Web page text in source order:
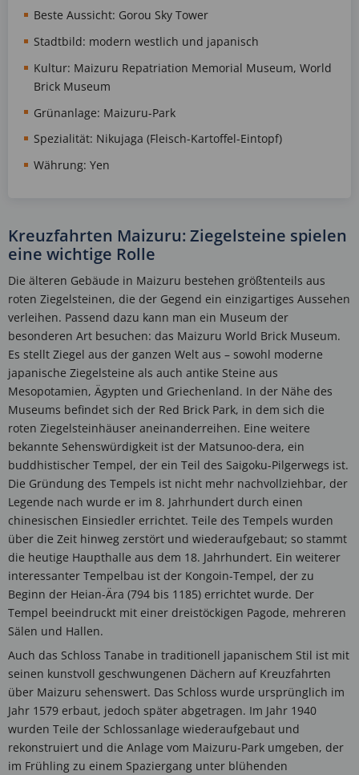
Beste Aussicht: Gorou Sky Tower
Stadtbild: modern westlich und japanisch
Kultur: Maizuru Repatriation Memorial Museum, World
Brick Museum
Grünanlage: Maizuru-Park
Spezialität: Nikujaga (Fleisch-Kartoffel-Eintopf)
Währung: Yen
Kreuzfahrten Maizuru: Ziegelsteine spielen
eine wichtige Rolle
Die älteren Gebäude in Maizuru bestehen größtenteils aus
roten Ziegelsteinen, die der Gegend ein einzigartiges Aussehen
verleihen. Passend dazu kann man ein Museum der
besonderen Art besuchen: das Maizuru World Brick Museum.
Es stellt Ziegel aus der ganzen Welt aus – sowohl moderne
japanische Ziegelsteine als auch antike Steine aus
Mesopotamien, Ägypten und Griechenland. In der Nähe des
Museums befindet sich der Red Brick Park, in dem sich die
roten Ziegelsteinhäuser aneinanderreihen. Eine weitere
bekannte Sehenswürdigkeit ist der Matsunoo-dera, ein
buddhistischer Tempel, der ein Teil des Saigoku-Pilgerwegs ist.
Die Gründung des Tempels ist nicht mehr nachvollziehbar, der
Legende nach wurde er im 8. Jahrhundert durch einen
chinesischen Einsiedler errichtet. Teile des Tempels wurden
über die Zeit hinweg zerstört und wiederaufgebaut; so stammt
die heutige Haupthalle aus dem 18. Jahrhundert. Ein weiterer
interessanter Tempelbau ist der Kongoin-Tempel, der zu
Beginn der Heian-Ära (794 bis 1185) errichtet wurde. Der
Tempel beeindruckt mit einer dreistöckigen Pagode, mehreren
Sälen und Hallen.
Auch das Schloss Tanabe in traditionell japanischem Stil ist mit
seinen kunstvoll geschwungenen Dächern auf Kreuzfahrten
über Maizuru sehenswert. Das Schloss wurde ursprünglich im
Jahr 1579 erbaut, jedoch später abgetragen. Im Jahr 1940
wurden Teile der Schlossanlage wiederaufgebaut und
rekonstruiert und die Anlage vom Maizuru-Park umgeben, der
im Frühling zu einem Spaziergang unter blühenden